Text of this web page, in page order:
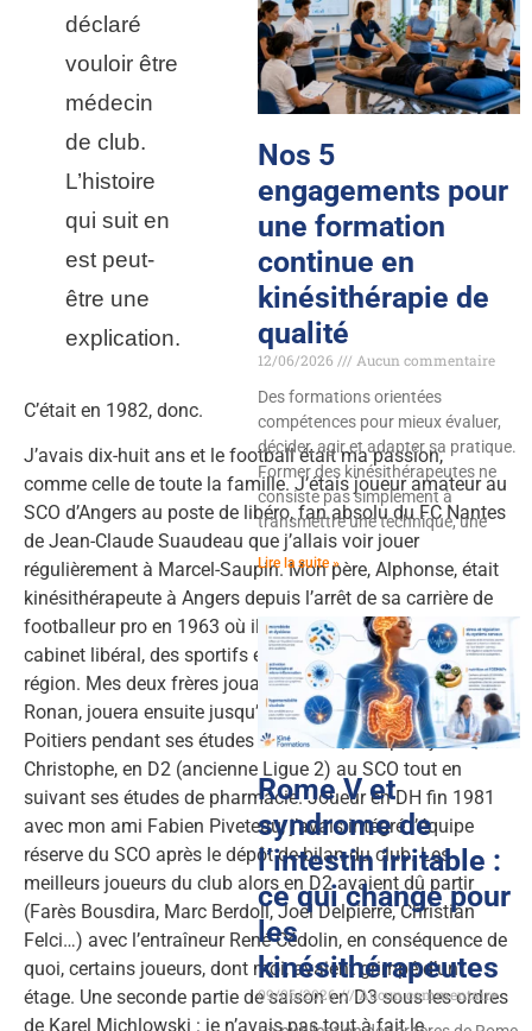
déclaré
vouloir être
médecin
de club.
L’histoire
qui suit en
est peut-
être une
explication.
C’était en 1982, donc.
J’avais dix-huit ans et le football était ma passion,
comme celle de toute la famille. J’étais joueur amateur au
SCO d’Angers au poste de libéro, fan absolu du FC Nantes
de Jean-Claude Suaudeau que j’allais voir jouer
régulièrement à Marcel-Saupin. Mon père, Alphonse, était
kinésithérapeute à Angers depuis l’arrêt de sa carrière de
footballeur pro en 1963 où il s’occupait, entre autres en
cabinet libéral, des sportifs et des footballeurs de la
région. Mes deux frères jouaient aussi au SCO : l’aîné,
Ronan, jouera ensuite jusqu’en D3 (ancienne Nationale) à
Poitiers pendant ses études en STAPS, et le plus jeune,
Christophe, en D2 (ancienne Ligue 2) au SCO tout en
suivant ses études de pharmacie. Joueur en DH fin 1981
avec mon ami Fabien Piveteau, j’avais intégré l’équipe
réserve du SCO après le dépôt de bilan du club. Les
meilleurs joueurs du club alors en D2 avaient dû partir
(Farès Bousdira, Marc Berdoll, Joël Delpierre, Christian
Felci…) avec l’entraîneur René Cédolin, en conséquence de
quoi, certains joueurs, dont moi, avaient grimpé d’un
étage. Une seconde partie de saison en D3 sous les ordres
de Karel Michlowski : je n’avais pas tout à fait le
Nos 5
engagements pour
une formation
continue en
kinésithérapie de
qualité
12/06/2026
Aucun commentaire
Des formations orientées
compétences pour mieux évaluer,
décider, agir et adapter sa pratique.
Former des kinésithérapeutes ne
consiste pas simplement à
transmettre une technique, une
Lire la suite »
Rome V et
syndrome de
l’intestin irritable :
ce qui change pour
les
kinésithérapeutes
09/06/2026
Aucun commentaire